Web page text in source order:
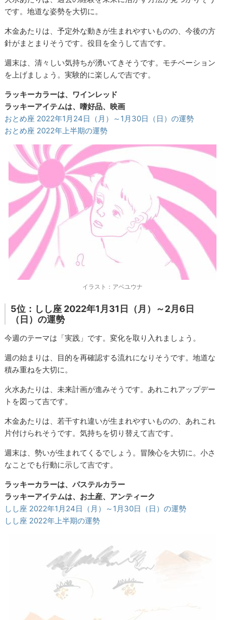
です。地道な姿勢を大切に。
木金あたりは、予定外な動きが生まれやすいものの、今後の方
針がまとまりそうです。役目を全うして吉です。
週末は、清々しい気持ちが湧いてきそうです。モチベーション
を上げましょう。実験的に楽しんで吉です。
ラッキーカラーは、ワインレッド
ラッキーアイテムは、嗜好品、映画
おとめ座 2022年1月24日（月）～1月30日（日）の運勢
おとめ座 2022年上半期の運勢
イラスト：アベユウナ
5位：しし座 2022年1月31日（月）～2月6日
（日）の運勢
今週のテーマは「実践」です。変化を取り入れましょう。
週の始まりは、目的を再確認する流れになりそうです。地道な
積み重ねを大切に。
火水あたりは、未来計画が進みそうです。あれこれアップデー
トを図って吉です。
木金あたりは、若干すれ違いが生まれやすいものの、あれこれ
片付けられそうです。気持ちを切り替えて吉です。
週末は、勢いが生まれてくるでしょう。冒険心を大切に。小さ
なことでも行動に示して吉です。
ラッキーカラーは、パステルカラー
ラッキーアイテムは、お土産、アンティーク
しし座 2022年1月24日（月）～1月30日（日）の運勢
しし座 2022年上半期の運勢